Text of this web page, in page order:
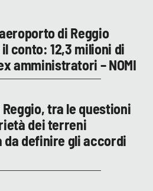
di Reggio
conto: 12,3 milioni di
amministratori – NOMI
Reggio, tra le questioni
dei terreni
definire gli accordi